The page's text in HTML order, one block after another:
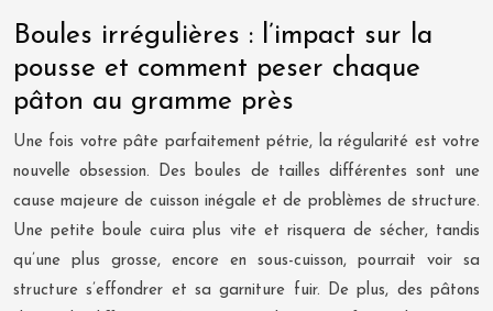
Boules irrégulières : l’impact sur la
pousse et comment peser chaque
pâton au gramme près
Une fois votre pâte parfaitement pétrie, la régularité est votre
nouvelle obsession. Des boules de tailles différentes sont une
cause majeure de cuisson inégale et de problèmes de structure.
Une petite boule cuira plus vite et risquera de sécher, tandis
qu’une plus grosse, encore en sous-cuisson, pourrait voir sa
structure s’effondrer et sa garniture fuir. De plus, des pâtons